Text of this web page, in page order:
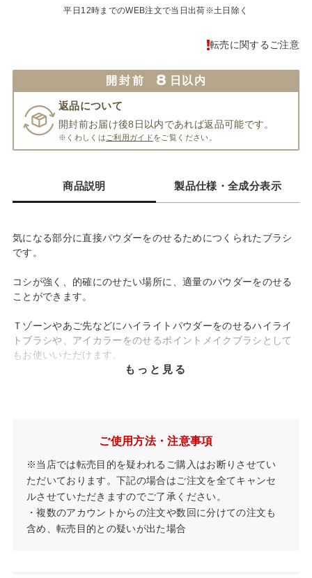
平日12時までのWEB注文で当日出荷※土日除く
転売に関するご注意
開封前 8 日以内
返品について
開封前お届け後8日以内であれば返品可能です。
※くわしくは ご利用ガイドをご覧ください。
商品説明 製品仕様・全成分表示
気になる部分に直接パウダーをのせるためにつくられたブラシ
です。
コシが強く、的確にのせたい場所に、適量のパウダーをのせる
ことができます。
Ｔゾーンやあご先などにハイライトパウダーをのせるハイライ
トブラシや、アイカラーをのせるポイントメイクブラシとして
もお使いいただけます。
もっと見る
ご使用方法・注意事項
※当店では転売目的を疑われるご購入はお断りさせてい
ただいております。下記の場合はご注文を全てキャンセ
ルさせていただきますのでご了承ください。
・複数のアカウントからの注文や数回に分けての注文も
含め、転売目的との疑いが出た場合